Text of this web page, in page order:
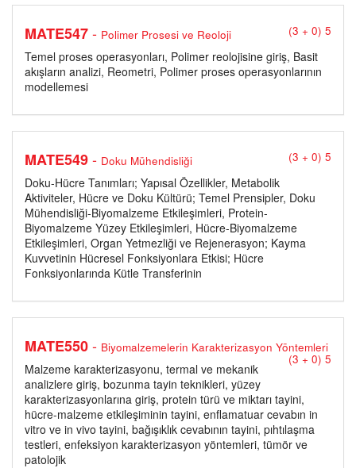
MATE547- Polimer Prosesi ve Reoloji (3 + 0) 5
Temel proses operasyonları, Polimer reolojisine giriş, Basit
akışların analizi, Reometri, Polimer proses operasyonlarının
modellemesi
MATE549- Doku Mühendisliği (3 + 0) 5
Doku-Hücre Tanımları; Yapısal Özellikler, Metabolik
Aktiviteler, Hücre ve Doku Kültürü; Temel Prensipler, Doku
Mühendisliği-Biyomalzeme Etkileşimleri, Protein-
Biyomalzeme Yüzey Etkileşimleri, Hücre-Biyomalzeme
Etkileşimleri, Organ Yetmezliği ve Rejenerasyon; Kayma
Kuvvetinin Hücresel Fonksiyonlara Etkisi; Hücre
Fonksiyonlarında Kütle Transferinin
MATE550- Biyomalzemelerin Karakterizasyon Yöntemleri
(3 + 0) 5
Malzeme karakterizasyonu, termal ve mekanik
analizlere giriş, bozunma tayin teknikleri, yüzey
karakterizasyonlarına giriş, protein türü ve miktarı tayini,
hücre-malzeme etkileşiminin tayini, enflamatuar cevabın in
vitro ve in vivo tayini, bağışıklık cevabının tayini, pıhtılaşma
testleri, enfeksiyon karakterizasyon yöntemleri, tümör ve
patolojik